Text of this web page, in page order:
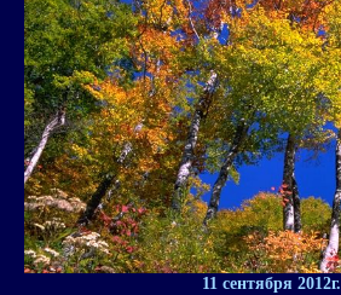
11 сентября 2012г.